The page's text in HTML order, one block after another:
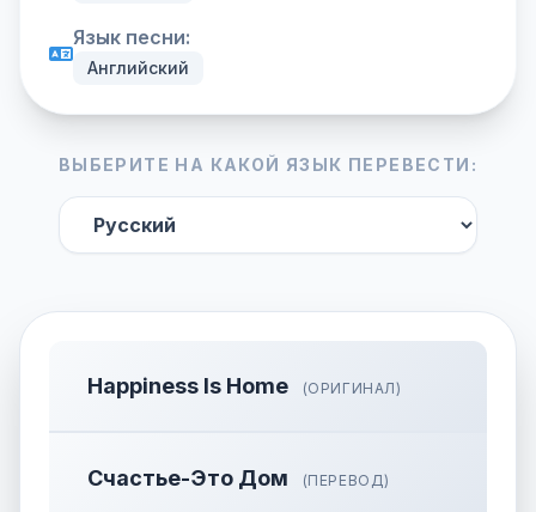
Язык песни:
Английский
ВЫБЕРИТЕ НА КАКОЙ ЯЗЫК ПЕРЕВЕСТИ:
Happiness Is Home (ОРИГИНАЛ)
Счастье-Это Дом (ПЕРЕВОД)